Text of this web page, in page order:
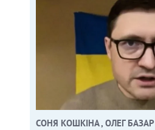
СОНЯ КОШКІНА , ОЛЕГ БАЗАР